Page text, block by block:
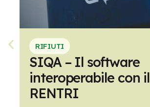
RIFIUTI
SIQA – Il software
interoperabile con il
RENTRI